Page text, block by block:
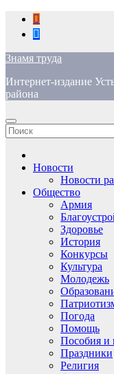
Перейти
содержимому
Знамя труда
Интернет-издание
района
Новости
Новости
Общество
Армия
Здоровье
История
Конкурсы
Культура
Молодежь
Погода
Помощь
Пособия и
Праздники
Религия